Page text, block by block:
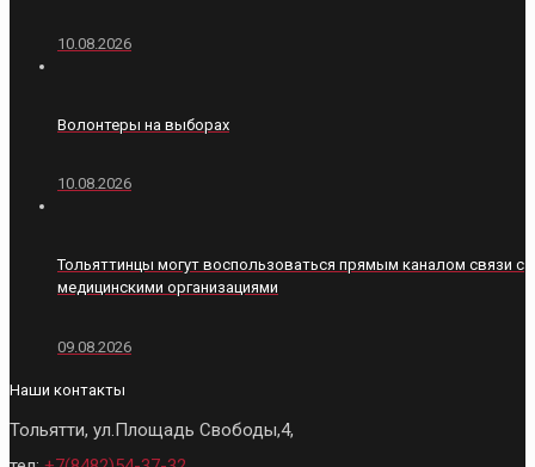
10.08.2026
Волонтеры на выборах
10.08.2026
Тольяттинцы могут воспользоваться прямым каналом связи с
медицинскими организациями
09.08.2026
Наши контакты
Тольятти, ул.Площадь Свободы,4,